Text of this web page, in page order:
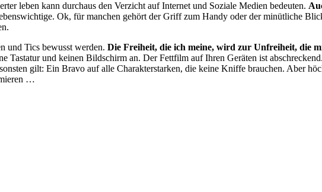
leben kann durchaus den Verzicht auf Internet und Soziale Medien bedeuten.
Ok, für manchen gehört der Griff zum Handy oder der minütliche
und Tics bewusst werden.Die Freiheit, die ich meine, wird zur Unfreiheit, die
Tastatur und keinen Bildschirm an. Der Fettfilm auf Ihren Geräten ist
gilt: Ein Bravo auf alle Charakterstarken, die keine Kniffe brauchen. Aber
…